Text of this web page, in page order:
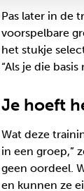
Pas later in de
voorspelbare
het stukje
“Als je die
Je hoeft
Wat deze
in een groep,”
geen oordeel.
en kunnen ze